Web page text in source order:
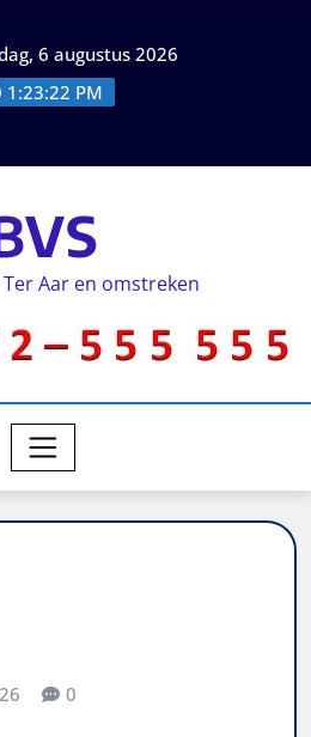
6 augustus 2026
1:23:22 PM
Aar en omstreken
0